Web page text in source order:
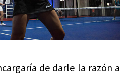
de darle la razón a